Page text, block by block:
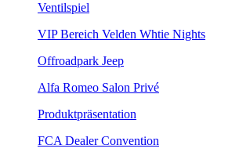
Ventilspiel
VIP Bereich Velden Whtie Nights
Offroadpark Jeep
Alfa Romeo Salon Privé
Produktpräsentation
FCA Dealer Convention